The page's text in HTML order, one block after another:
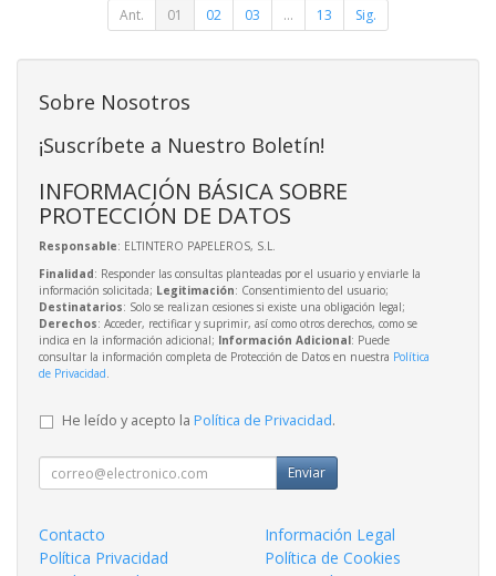
Ant. 01 02 03 ... 13 Sig.
Sobre Nosotros
¡Suscríbete a Nuestro Boletín!
INFORMACIÓN BÁSICA SOBRE
PROTECCIÓN DE DATOS
Responsable: ELTINTERO PAPELEROS, S.L.
Finalidad: Responder las consultas planteadas por el usuario y enviarle la
información solicitada; Legitimación: Consentimiento del usuario;
Destinatarios: Solo se realizan cesiones si existe una obligación legal;
Derechos: Acceder, rectificar y suprimir, así como otros derechos, como se
indica en la información adicional; Información Adicional: Puede
consultar la información completa de Protección de Datos en nuestra Política
de Privacidad.
He leído y acepto la Política de Privacidad.
Enviar
Contacto
Información Legal
Política Privacidad
Política de Cookies